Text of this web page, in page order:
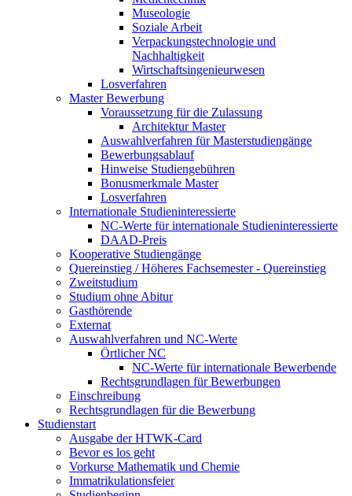
Museologie
Soziale Arbeit
Verpackungstechnologie und
Nachhaltigkeit
Wirtschaftsingenieurwesen
Losverfahren
Master Bewerbung
Voraussetzung für die Zulassung
Architektur Master
Auswahlverfahren für Masterstudiengänge
Bewerbungsablauf
Hinweise Studiengebühren
Bonusmerkmale Master
Losverfahren
Internationale Studieninteressierte
NC-Werte für internationale Studieninteressierte
DAAD-Preis
Kooperative Studiengänge
Quereinstieg / Höheres Fachsemester - Quereinstieg
Zweitstudium
Studium ohne Abitur
Gasthörende
Externat
Auswahlverfahren und NC-Werte
Örtlicher NC
NC-Werte für internationale Bewerbende
Rechtsgrundlagen für Bewerbungen
Einschreibung
Rechtsgrundlagen für die Bewerbung
Studienstart
Ausgabe der HTWK-Card
Bevor es los geht
Vorkurse Mathematik und Chemie
Immatrikulationsfeier